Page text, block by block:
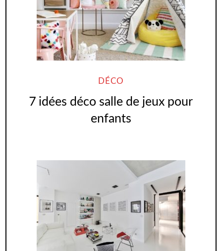
DÉCO
7 idées déco salle de jeux pour
enfants